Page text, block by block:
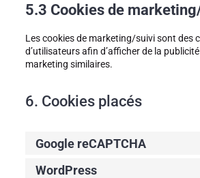
5.3 Cookies de
Les cookies de marketing/suivi sont des
d’utilisateurs afin d’afficher de la
marketing similaires.
6. Cookies placés
Google reCAPTCHA
WordPress